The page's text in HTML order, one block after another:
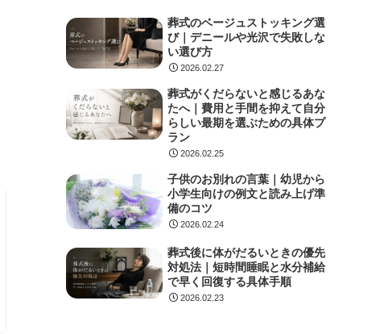
葬式のベージュストッキング選
び｜デニールや光沢で失敗しな
い選び方
2026.02.27
葬式がくだらないと感じるあな
たへ｜費用と手間を抑えて自分
らしい最期を選ぶための具体プ
ラン
2026.02.25
子供のお別れの言葉｜幼児から
小学生向けの例文と読み上げ準
備のコツ
2026.02.24
葬式後に体がだるいときの優先
対処法｜短時間睡眠と水分補給
で早く回復する具体手順
2026.02.23